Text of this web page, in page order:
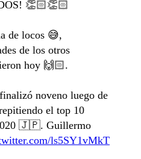
👏🏻👏🏻
de locos 😅,
de los otros
hoy 🙌🏻.
noveno luego de
el top 10
🇯🇵. Guillermo
ls5SY1vMkT